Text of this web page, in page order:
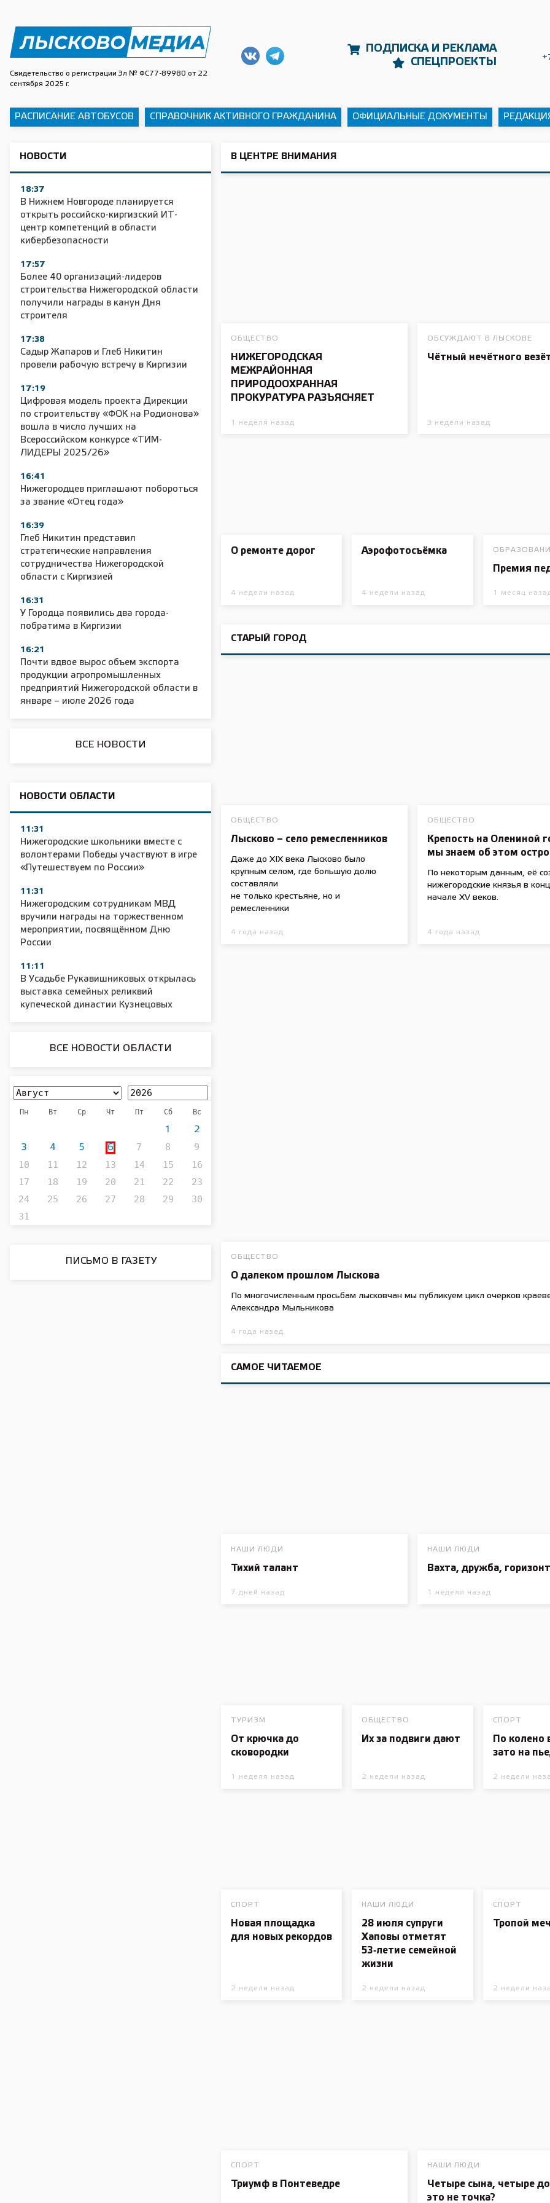
Свидетельство о регистрации Эл № ФС77-89980 от 22
сентября 2025 г.
ПОДПИСКА И РЕКЛАМА
СПЕЦПРОЕКТЫ
РАСПИСАНИЕ АВТОБУСОВ СПРАВОЧНИК АКТИВНОГО ГРАЖДАНИНА ОФИЦИАЛЬНЫЕ ДОКУМЕНТЫ
НОВОСТИ
18:37
В Нижнем Новгороде планируется
открыть российско-киргизский ИТ-
центр компетенций в области
кибербезопасности
17:57
Более 40 организаций-лидеров
строительства Нижегородской области
получили награды в канун Дня
строителя
17:38
Садыр Жапаров и Глеб Никитин
провели рабочую встречу в Киргизии
17:19
Цифровая модель проекта Дирекции
по строительству «ФОК на Родионова»
вошла в число лучших на
Всероссийском конкурсе «ТИМ-
ЛИДЕРЫ 2025/26»
16:41
Нижегородцев приглашают побороться
за звание «Отец года»
16:39
Глеб Никитин представил
стратегические направления
сотрудничества Нижегородской
области с Киргизией
16:31
У Городца появились два города-
побратима в Киргизии
16:21
Почти вдвое вырос объем экспорта
продукции агропромышленных
предприятий Нижегородской области в
январе – июле 2026 года
ВСЕ НОВОСТИ
НОВОСТИ ОБЛАСТИ
11:31
Нижегородские школьники вместе с
волонтерами Победы участвуют в игре
«Путешествуем по России»
11:31
Нижегородским сотрудникам МВД
вручили награды на торжественном
мероприятии, посвящённом Дню
России
11:11
В Усадьбе Рукавишниковых открылась
выставка семейных реликвий
купеческой династии Кузнецовых
ВСЕ НОВОСТИ ОБЛАСТИ
Пн Вт Ср Чт Пт Сб Вс
1 2
3 4 5 6 7 8
9
10
11 12 13 14 15
16
17
18 19 20 21 22
23
24
25 26 27 28 29
30
31
ПИСЬМО В ГАЗЕТУ
В ЦЕНТРЕ ВНИМАНИЯ
ОБЩЕСТВО
НИЖЕГОРОДСКАЯ
МЕЖРАЙОННАЯ
ПРИРОДООХРАННАЯ
ПРОКУРАТУРА РАЗЪЯСНЯЕТ
1 неделя назад
ОБСУЖДАЮТ В ЛЫСКОВЕ
Чётный нечётного
3 недели назад
О ремонте дорог
4 недели назад
Аэрофотосъёмка
4 недели назад
Премия
1 месяц
СТАРЫЙ ГОРОД
ОБЩЕСТВО
Лысково – село ремесленников
Даже до XIX века Лысково было
крупным селом, где большую долю
составляли
не только крестьяне, но и
ремесленники
4 года назад
ОБЩЕСТВО
Крепость на Олениной
мы знаем об этом
По некоторым данным, её
нижегородские князья в
начале XV веков.
4 года назад
ОБЩЕСТВО
О далеком прошлом Лыскова
По многочисленным просьбам лысковчан мы публикуем цикл очерков
Александра Мыльникова
4 года назад
САМОЕ ЧИТАЕМОЕ
НАШИ ЛЮДИ
Тихий талант
7 дней назад
НАШИ ЛЮДИ
Вахта, дружба, горизонт
1 неделя назад
ТУРИЗМ
От крючка до
сковородки
1 неделя назад
ОБЩЕСТВО
Их за подвиги дают
2 недели назад
СПОРТ
По колено
зато на
2 недели
СПОРТ
Новая площадка
для новых рекордов
2 недели назад
НАШИ ЛЮДИ
28 июля супруги
Хаповы отметят
53‑летие семейной
жизни
2 недели назад
СПОРТ
Тропой
2 недели
СПОРТ
Триумф в Понтеведре
НАШИ ЛЮДИ
Четыре сына, четыре
это не точка?
11 01 Сельское хозяйство 2025 2025 11 01 55 лет СОШ №2
2025 11 01 Земли
сельскохозяйственного